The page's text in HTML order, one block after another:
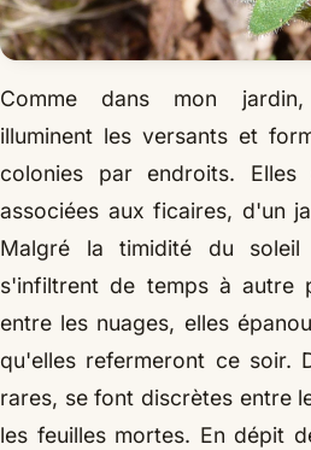
Comme dans mon
illuminent les versants et
colonies par endroits. Elles
associées aux ficaires, d'un
Malgré la timidité du
s'infiltrent de temps à autre
entre les nuages, elles
qu'elles refermeront ce soir.
rares, se font discrètes entre
les feuilles mortes. En dépit